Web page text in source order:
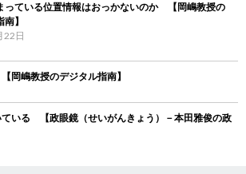
っている位置情報はおっかないのか 【岡嶋教授の
】
22日
岡嶋教授のデジタル指南】
ている 【政眼鏡（せいがんきょう）－本田雅俊の政